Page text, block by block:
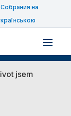
Собрания на
jsem